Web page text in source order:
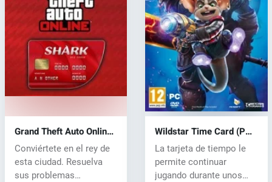
Grand Theft Auto Online:
Shark Cash Card (PC)
CD key
Conviértete en el rey de
esta ciudad. Resuelva
sus problemas
Wildstar Time Card (PC)
CD key
La tarjeta de tiempo le
permite continuar
jugando durante unos